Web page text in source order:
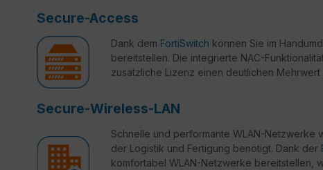
Secure-Access
Dank dem FortiSwitch können Sie im
bereitstellen. Die integrierte NAC-
zusätzliche Lizenz einen deutlichen
Secure-Wireless-LAN
Schnelle und performante WLAN-Netzwerke
der Logistik und Fertigung benötigt. Dank der
komfortabel WLAN-Netzwerke bereitstellen,